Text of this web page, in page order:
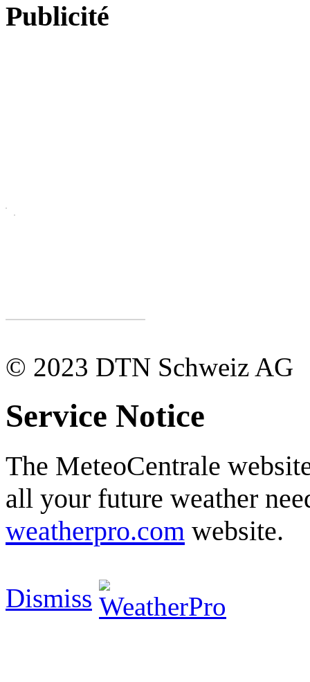
Publicité
© 2023 DTN Schweiz AG
Service Notice
The MeteoCentrale
all your future weather
weatherpro.com website.
Dismiss